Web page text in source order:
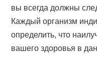
вы всегда должны
Каждый организм
определить, что
вашего здоровья в